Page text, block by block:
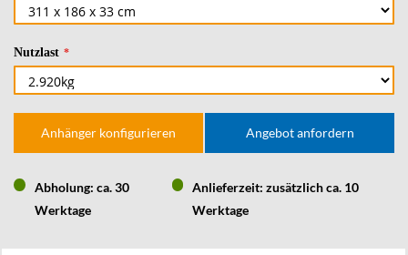
Nutzlast
Anhänger konfigurieren Angebot anfordern
Abholung: ca. 30
Werktage
Anlieferzeit: zusätzlich ca. 10
Werktage